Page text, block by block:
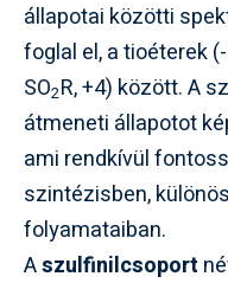
állapotai közötti
foglal el, a tioéterek
SO2R, +4) között. A
átmeneti állapotot
ami rendkívül
szintézisben,
folyamataiban.
Aszulfinilcsoport